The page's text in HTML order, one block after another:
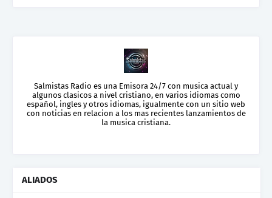
Salmistas Radio es una Emisora 24/7 con musica actual y
algunos clasicos a nivel cristiano, en varios idiomas como
español, ingles y otros idiomas, igualmente con un sitio web
con noticias en relacion a los mas recientes lanzamientos de
la musica cristiana.
ALIADOS